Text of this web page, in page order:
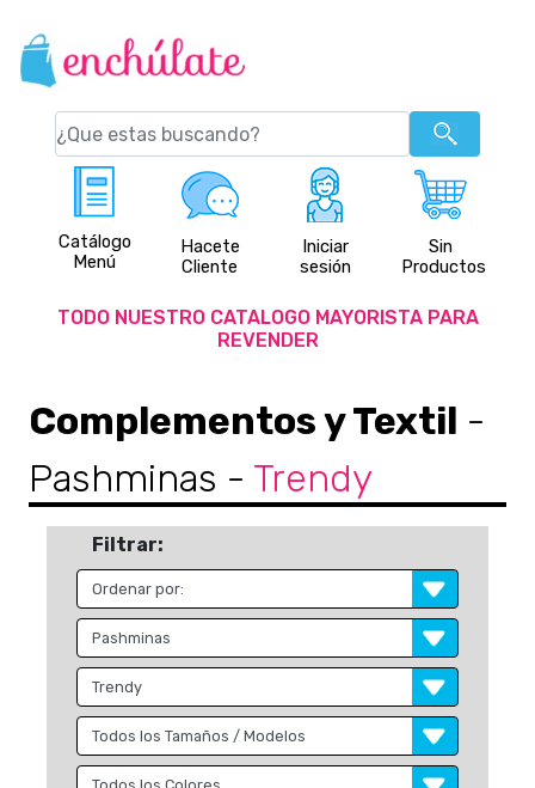
Catálogo
Menú
Hacete
Cliente
Iniciar
sesión
Sin
Productos
TODO NUESTRO CATALOGO MAYORISTA PARA
REVENDER
Complementos y Textil -
Pashminas - Trendy
Filtrar: